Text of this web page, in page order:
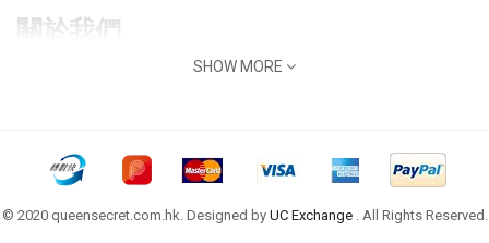
關於我們
香港 九龍 觀塘 榮業街 6號 海濱工業大廈 7樓 B2A室
辦公時間: 9:00AM - 7:00PM
信息
SHOW MORE
© 2020 queensecret.com.hk. Designed by UC Exchange . All Rights Reserved.